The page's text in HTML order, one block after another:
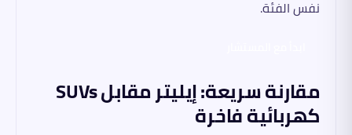
نفس الفئة.
مقارنة سريعة: إيليتر مقابل SUVs
كهربائية فاخرة